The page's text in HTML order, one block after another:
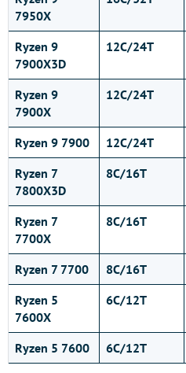
7950X
Ryzen 9
7900X3D
12C/24T
Ryzen 9
7900X
12C/24T
Ryzen 9 7900 12C/24T
Ryzen 7
7800X3D
8C/16T
Ryzen 7
7700X
8C/16T
Ryzen 7 7700 8C/16T
Ryzen 5
7600X
6C/12T
Ryzen 5 7600 6C/12T